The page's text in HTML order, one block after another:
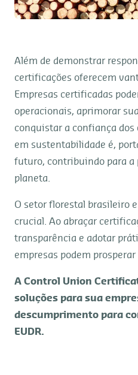
Além de demonstrar
certificações oferecem
Empresas certificadas
operacionais, aprimorar
conquistar a confiança
em sustentabilidade é,
futuro, contribuindo para a
planeta.
O setor florestal brasileiro
crucial. Ao abraçar
transparência e adotar
empresas podem prosperar
A Control Union
soluções para sua
descumprimento para
EUDR.